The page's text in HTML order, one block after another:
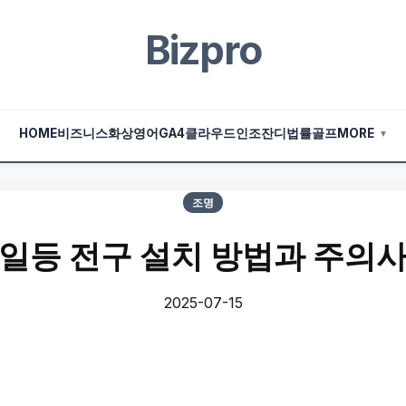
Bizpro
HOME비즈니스화상영어 GA4클라우드인조잔디 법률골프MORE ▼
조명
등 전구 설치 방법과 주의
2025-07-15